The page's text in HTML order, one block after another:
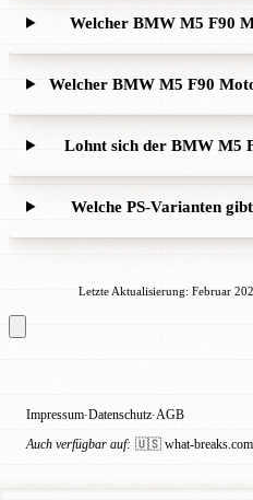
Welcher BMW M5 F90
Welcher BMW M5 F90
Lohnt sich der BMW M5
Welche PS-Varianten
Letzte Aktualisierung: Februar
Impressum·Datenschutz·AGB
Auch verfügbar auf: 🇺🇸 what-breaks.com